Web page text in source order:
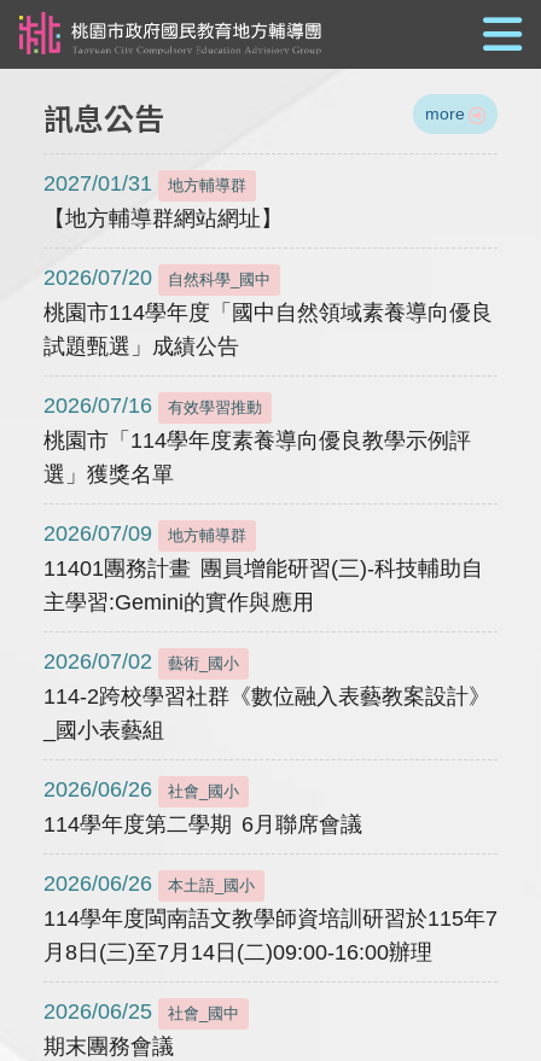
訊息公告 more
2027/01/31 地方輔導群
【地方輔導群網站網址】
2026/07/20 自然科學_國中
桃園市114學年度「國中自然領域素養導向優良
試題甄選」成績公告
2026/07/16 有效學習推動
桃園市「114學年度素養導向優良教學示例評
選」獲獎名單
2026/07/09 地方輔導群
11401團務計畫 團員增能研習(三)-科技輔助自
主學習:Gemini的實作與應用
2026/07/02 藝術_國小
114-2跨校學習社群《數位融入表藝教案設計》
_國小表藝組
2026/06/26 社會_國小
114學年度第二學期 6月聯席會議
2026/06/26 本土語_國小
114學年度閩南語文教學師資培訓研習於115年7
月8日(三)至7月14日(二)09:00-16:00辦理
2026/06/25 社會_國中
期末團務會議